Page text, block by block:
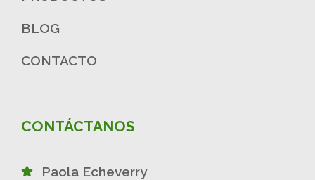
BLOG
CONTACTO
CONTÁCTANOS
Paola Echeverry